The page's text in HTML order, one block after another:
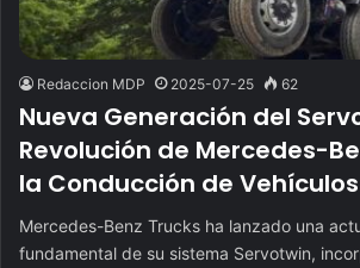
Redaccion MDP 2025-07-25 62
Nueva Generación del
Revolución de Mercedes-
la Conducción de
Mercedes-Benz Trucks ha lanzado una
fundamental de su sistema Servotwin,